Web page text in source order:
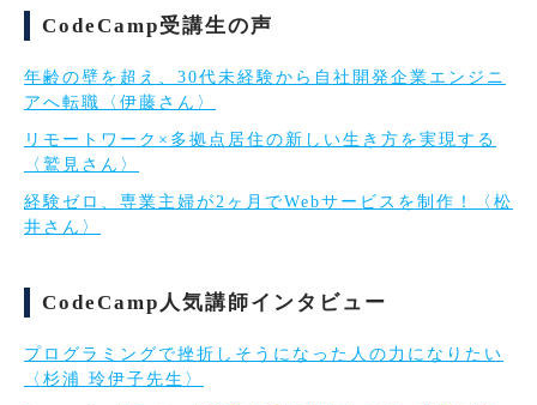
CodeCamp受講生の声
年齢の壁を超え、30代未経験から自社開発企業エンジニ
アへ転職〈伊藤さん〉
リモートワーク×多拠点居住の新しい生き方を実現する
〈鷲見さん〉
経験ゼロ、専業主婦が2ヶ月でWebサービスを制作！〈松
井さん〉
CodeCamp人気講師インタビュー
プログラミングで挫折しそうになった人の力になりたい
〈杉浦 玲伊子先生〉